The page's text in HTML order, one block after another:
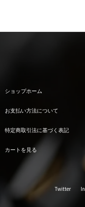
ショップホーム
お支払い方法について
特定商取引法に基づく表記
カートを見る
Twitter